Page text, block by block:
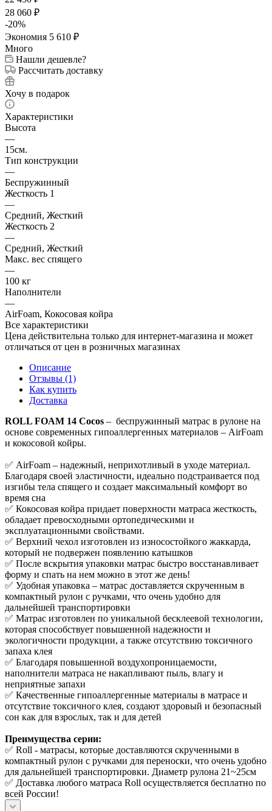
28 060 ₽
-20%
Экономия 5 610 ₽
Много
Нашли дешевле?
Рассчитать доставку
Хочу в подарок
Характеристики
Высота
—
15см.
Тип конструкции
—
Беспружинный
Жесткость 1
—
Средний, Жесткий
Жесткость 2
—
Средний, Жесткий
Макс. вес спящего
—
100 кг
Наполнители
—
AirFoam, Кокосовая койра
Все характеристики
Цена действительна только для интернет-магазина и может
отличаться от цен в розничных магазинах
Описание
Отзывы (1)
Как купить
Доставка
ROLL FOAM 14 Cocos – беспружинный матрас в рулоне на
основе современных гипоаллергенных материалов – AirFoam
и кокосовой койры.
✅ AirFoam – надежный, неприхотливый в уходе материал.
Благодаря своей эластичности, идеально подстраивается под
изгибы тела спящего и создает максимальный комфорт во
время сна
✅ Кокосовая койра придает поверхности матраса жесткость,
обладает превосходными ортопедическими и
эксплуатационными свойствами.
✅ Верхний чехол изготовлен из износостойкого жаккарда,
который не подвержен появлению катышков
✅ После вскрытия упаковки матрас быстро восстанавливает
форму и спать на нем можно в этот же день!
✅ Удобная упаковка – матрас доставляется скрученным в
компактный рулон с ручками, что очень удобно для
дальнейшей транспортировки
✅ Матрас изготовлен по уникальной бесклеевой технологии,
которая способствует повышенной надежности и
экологичности продукции, а также отсутствию токсичного
запаха клея
✅ Благодаря повышенной воздухопроницаемости,
наполнители матраса не накапливают пыль, влагу и
неприятные запахи
✅ Качественные гипоаллергенные материалы в матрасе и
отсутствие токсичного клея, создают здоровый и безопасный
сон как для взрослых, так и для детей
Преимущества серии:
✅ Roll - матрасы, которые доставляются скрученными в
компактный рулон с ручками для переноски, что очень удобно
для дальнейшей транспортировки. Диаметр рулона 21~25см
✅ Доставка любого матраса Roll осуществляется бесплатно по
всей России!